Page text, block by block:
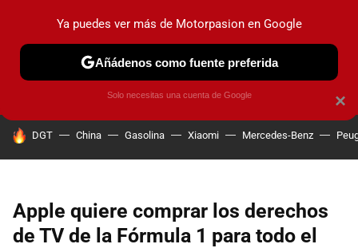
PRUEBAS COCHES ELÉCTRICOS OBSERVATORIO
HOY SE HABLA DE
DGT China Gasolina Xiaomi Mercedes-Benz
Apple quiere comprar los derechos
de TV de la Fórmula 1 para todo el
×
Ya puedes ver más de Motorpasion en Google
Añádenos como fuente preferida
Solo necesitas una cuenta de Google